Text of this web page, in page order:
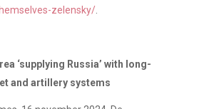
zelensky/.
‘supplying Russia’ with long-
and artillery systems